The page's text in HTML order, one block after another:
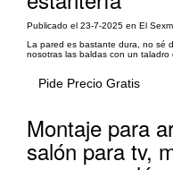
Publicado el 23-7-2025 en El
La pared es bastante dura, no sé
nosotras las baldas con un taladro
Pide Precio Gratis
Montaje para
salón para tv,